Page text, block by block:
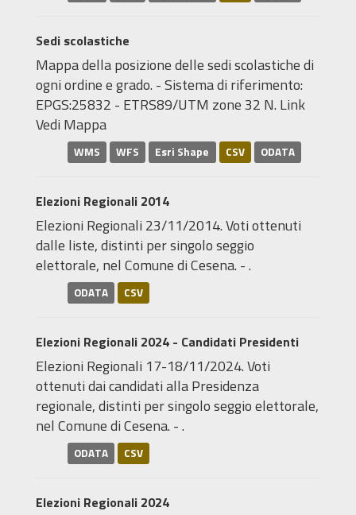
Sedi scolastiche
Mappa della posizione delle sedi scolastiche di
ogni ordine e grado. - Sistema di riferimento:
EPGS:25832 - ETRS89/UTM zone 32 N. Link
Vedi Mappa
WMS WFS Esri Shape CSV ODATA
Elezioni Regionali 2014
Elezioni Regionali 23/11/2014. Voti ottenuti
dalle liste, distinti per singolo seggio
elettorale, nel Comune di Cesena. - .
ODATA CSV
Elezioni Regionali 2024 - Candidati Presidenti
Elezioni Regionali 17-18/11/2024. Voti
ottenuti dai candidati alla Presidenza
regionale, distinti per singolo seggio elettorale,
nel Comune di Cesena. - .
ODATA CSV
Elezioni Regionali 2024